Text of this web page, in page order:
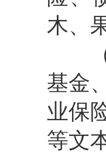
木、
（
基金
业保
等文